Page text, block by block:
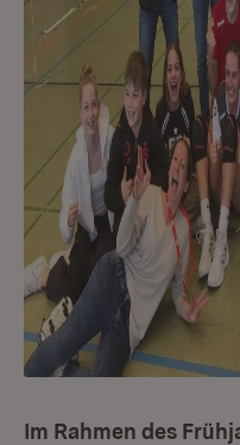
Im Rahmen des